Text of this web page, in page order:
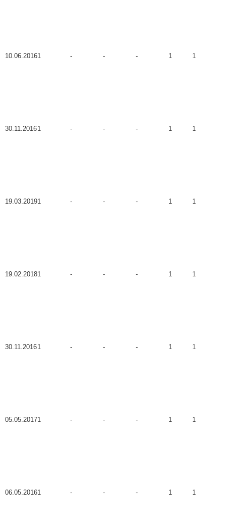
10.06.20161 - - - 1 1
30.11.20161 - - - 1 1
19.03.20191 - - - 1 1
19.02.20181 - - - 1 1
30.11.20161 - - - 1 1
05.05.20171 - - - 1 1
06.05.20161 - - - 1 1